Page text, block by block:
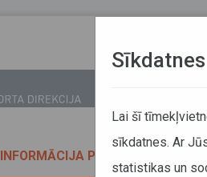
INFORMĀCIJA PĀRVADĀTĀJIEM
Sīkdatnes
Lai šī
sīkdatnes. Ar
statistikas un